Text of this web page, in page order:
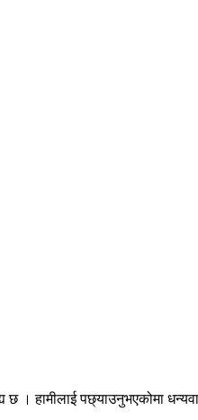
छ । हामीलाई पछ्याउनुभएकोमा